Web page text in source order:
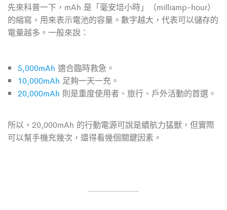
先來科普一下，mAh 是「毫安培小時」（milliamp-hour）
的縮寫，用來表示電池的容量。數字越大，代表可以儲存的
電量越多。一般來說：
5,000mAh 適合臨時救急。
10,000mAh 足夠一天一充。
20,000mAh 則是重度使用者、旅行、戶外活動的首選。
所以，20,000mAh 的行動電源可說是續航力猛獸，但實際
可以幫手機充幾次，還得看幾個關鍵因素。